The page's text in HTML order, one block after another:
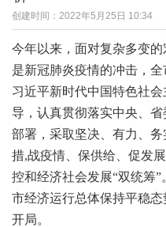
创建时间： 2022年5月25日 10:34
今年以来，面对复杂多变的
是新冠肺炎疫情的冲击，全
习近平新时代中国特色社
导，认真贯彻落实中央、
部署，采取坚决、有力、
措,战疫情、保供给、促发
控和经济社会发展“双统筹”
市经济运行总体保持平稳态
开局。